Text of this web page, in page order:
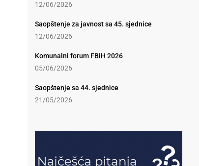
12/06/2026
Saopštenje za javnost sa 45. sjednice
12/06/2026
Komunalni forum FBiH 2026
05/06/2026
Saopštenje sa 44. sjednice
21/05/2026